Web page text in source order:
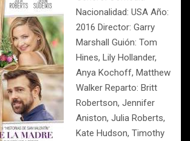
Nacionalidad: USA Año:
2016 Director: Garry
Marshall Guión: Tom
Hines, Lily Hollander,
Anya Kochoff, Matthew
Walker Reparto: Britt
Robertson, Jennifer
Aniston, Julia Roberts,
Kate Hudson, Timothy